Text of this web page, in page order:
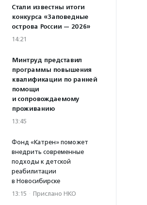
Стали известны итоги
конкурса «Заповедные
острова России — 2026»
14:21
Минтруд представил
программы повышения
квалификации по ранней
помощи
и сопровождаемому
проживанию
13:45
Фонд «Катрен» поможет
внедрить современные
подходы к детской
реабилитации
в Новосибирске
13:15 · Прислано НКО